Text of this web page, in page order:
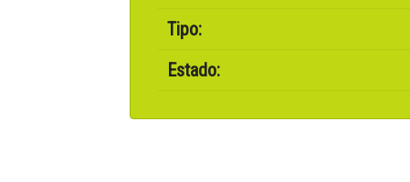
Tipo:
Estado: